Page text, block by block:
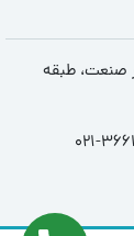
صنعت، طبقه